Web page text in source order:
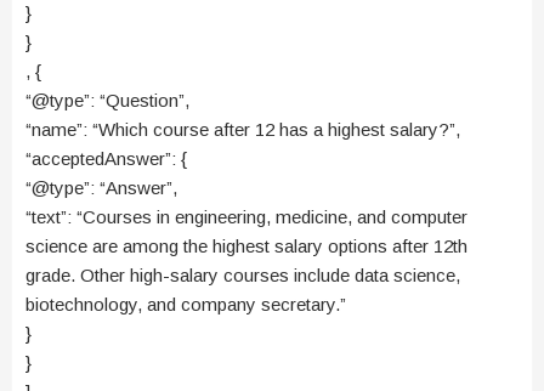
}
}
, {
“@type”: “Question”,
“name”: “Which course after 12 has a highest salary?”,
“acceptedAnswer”: {
“@type”: “Answer”,
“text”: “Courses in engineering, medicine, and computer
science are among the highest salary options after 12th
grade. Other high-salary courses include data science,
biotechnology, and company secretary.”
}
}